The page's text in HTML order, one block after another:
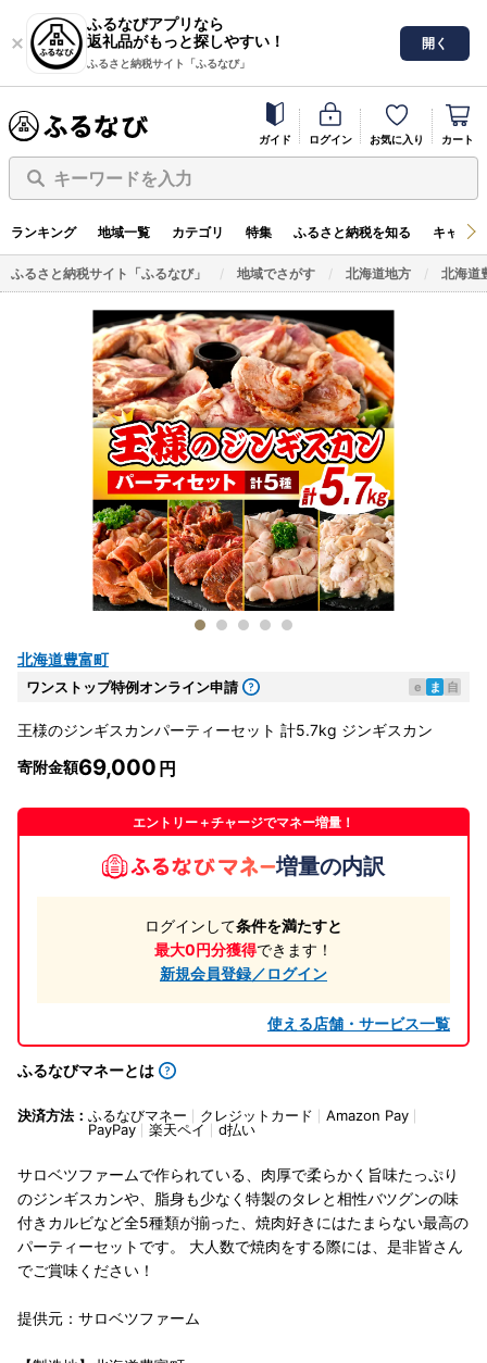
ふるなびアプリなら
返礼品がもっと探しやすい！
ふるさと納税サイト「ふるなび」
開く
ガイド ログイン お気に入り カート
キーワードを入力
ランキング 地域一覧 カテゴリ 特集 ふるさと納税を知る キャン
ふるさと納税サイト「ふるなび」 地域でさがす 北海道地方 北海道
北海道豊富町
ワンストップ特例オンライン申請 e ま 自
王様のジンギスカンパーティーセット 計5.7kg ジンギスカン
寄附金額69,000
エントリー＋チャージでマネー増量！
増量の内訳
ログインして条件を満たすと
最大0円分獲得できます！
新規会員登録／ログイン
使える店舗・サービス一覧
ふるなびマネーとは
決済方法： ふるなびマネー クレジットカード
Amazon Pay
PayPay
楽天ペイ d払い
サロベツファームで作られている、肉厚で柔らかく旨味たっぷり
のジンギスカンや、脂身も少なく特製のタレと相性バツグンの味
付きカルビなど全5種類が揃った、焼肉好きにはたまらない最高の
パーティーセットです。 大人数で焼肉をする際には、是非皆さん
でご賞味ください！
提供元：サロベツファーム